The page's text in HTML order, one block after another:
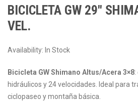
BICICLETA GW 29″
VEL.
Availability: In Stock
Bicicleta GW Shimano Altus/Acera 3×8
hidráulicos y 24 velocidades. Ideal para
ciclopaseo y montaña básica.